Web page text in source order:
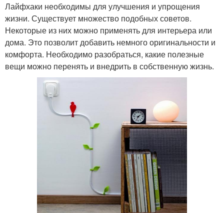
Лайфхаки необходимы для улучшения и упрощения
жизни. Существует множество подобных советов.
Некоторые из них можно применять для интерьера или
дома. Это позволит добавить немного оригинальности и
комфорта. Необходимо разобраться, какие полезные
вещи можно перенять и внедрить в собственную жизнь.